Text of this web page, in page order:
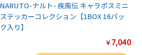
NARUTO-ナルト- 疾風伝 キャラポスミニ
ステッカーコレクション【1BOX 16パッ
ク入り】
￥ 7,040